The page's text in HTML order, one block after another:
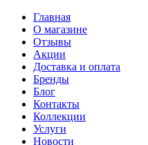
Главная
О магазине
Отзывы
Акции
Доставка и оплата
Бренды
Блог
Контакты
Коллекции
Услуги
Новости